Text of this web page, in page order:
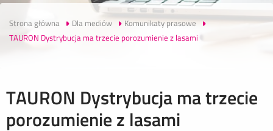
ę
Strona główna Dla mediów
Komunikaty prasowe
TAURON Dystrybucja ma trzecie porozumienie z lasami
TAURON Dystrybucja ma trzecie
porozumienie z lasami